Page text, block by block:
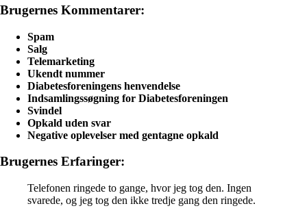
Brugernes Kommentarer:
Spam
Salg
Telemarketing
Ukendt nummer
Diabetesforeningens henvendelse
Indsamlingssøgning for Diabetesforeningen
Svindel
Opkald uden svar
Negative oplevelser med gentagne opkald
Brugernes Erfaringer:
Telefonen ringede to gange, hvor jeg tog den. Ingen
svarede, og jeg tog den ikke tredje gang den ringede.